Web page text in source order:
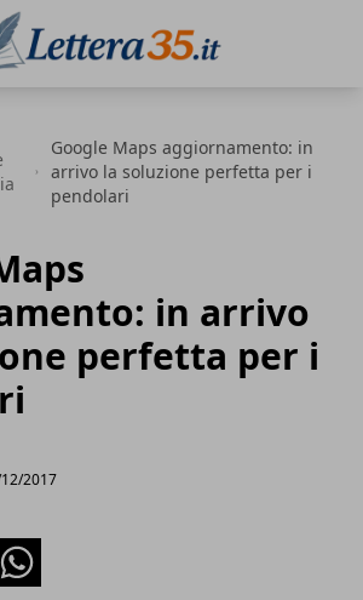
Google Maps aggiornamento: in
arrivo la soluzione perfetta per i
pendolari
in arrivo
perfetta per i
2017
Whatsapp